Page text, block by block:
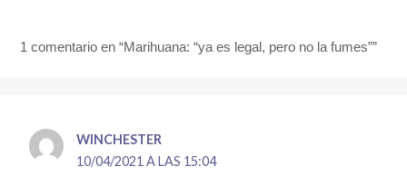
1 comentario en “Marihuana: “ya es legal, pero no la fumes””
WINCHESTER
10/04/2021 A LAS 15:04